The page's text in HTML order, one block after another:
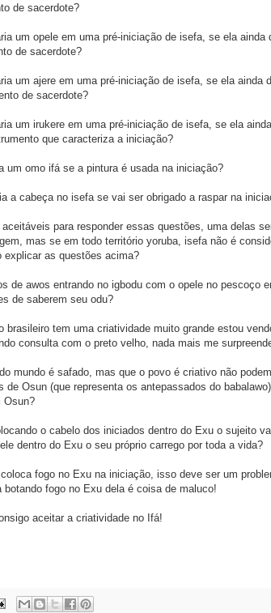
de sacerdote?
um opele em uma pré-iniciação de isefa, se ela ainda
de sacerdote?
um ajere em uma pré-iniciação de isefa, se ela ainda
de sacerdote?
um irukere em uma pré-iniciação de isefa, se ela
que caracteriza a iniciação?
um omo ifá se a pintura é usada na iniciação?
a cabeça no isefa se vai ser obrigado a raspar na
para responder essas questões, uma delas
mas se em todo território yoruba, isefa não é
explicar as questões acima?
de awos entrando no igbodu com o opele no pescoço
de saberem seu odu?
brasileiro tem uma criatividade muito grande estou
consulta com o preto velho, nada mais me
mundo é safado, mas que o povo é criativo não
de Osun (que representa os antepassados do
Osun?
o cabelo dos iniciados dentro do Exu o sujeito
dentro do Exu o seu próprio carrego por toda a vida?
fogo no Exu na iniciação, isso deve ser um
botando fogo no Exu dela é coisa de maluco!
aceitar a criatividade no Ifá!